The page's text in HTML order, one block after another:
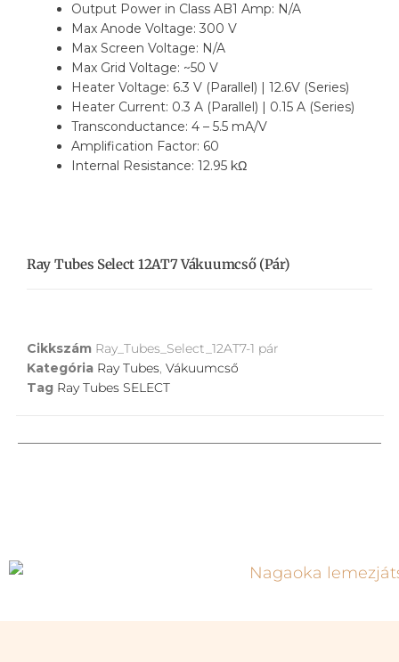
Output Power in Class AB1 Amp: N/A
Max Anode Voltage: 300 V
Max Screen Voltage: N/A
Max Grid Voltage: ~50 V
Heater Voltage: 6.3 V (Parallel) | 12.6V (Series)
Heater Current: 0.3 A (Parallel) | 0.15 A (Series)
Transconductance: 4 – 5.5 mA/V
Amplification Factor: 60
Internal Resistance: 12.95 kΩ
Ray Tubes Select 12AT7 Vákuumcső (pár)
Cikkszám Ray_Tubes_Select_12AT7-1 pár
Kategória Ray Tubes, Vákuumcső
Tag Ray Tubes SELECT